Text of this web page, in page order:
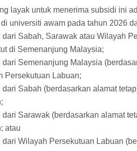
layak untuk menerima subsidi ini
universiti awam pada tahun 2026
dari Sabah, Sarawak atau Wilayah
di Semenanjung Malaysia;
dari Semenanjung Malaysia
Persekutuan Labuan;
dari Sabah (berdasarkan alamat
dari Sarawak (berdasarkan alamat
atau
dari Wilayah Persekutuan Labuan